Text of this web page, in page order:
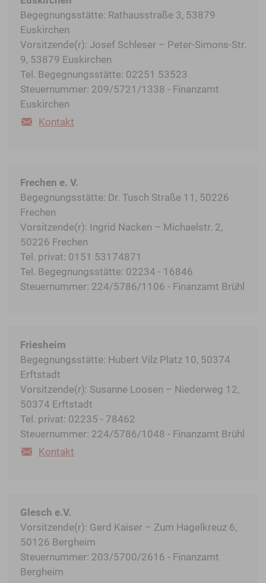
Begegnungsstätte: Rathausstraße 3, 53879
Euskirchen
Vorsitzende(r): Josef Schleser – Peter-Simons-Str.
9, 53879 Euskirchen
Tel. Begegnungsstätte: 02251 53523
Steuernummer: 209/5721/1338 - Finanzamt
Euskirchen
Kontakt
Frechen e. V.
Begegnungsstätte: Dr. Tusch Straße 11, 50226
Frechen
Vorsitzende(r): Ingrid Nacken – Michaelstr. 2,
50226 Frechen
Tel. privat: 0151 53174871
Tel. Begegnungsstätte: 02234 - 16846
Steuernummer: 224/5786/1106 - Finanzamt Brühl
Friesheim
Begegnungsstätte: Hubert Vilz Platz 10, 50374
Erftstadt
Vorsitzende(r): Susanne Loosen – Niederweg 12,
50374 Erftstadt
Tel. privat: 02235 - 78462
Steuernummer: 224/5786/1048 - Finanzamt Brühl
Kontakt
Glesch e.V.
Vorsitzende(r): Gerd Kaiser – Zum Hagelkreuz 6,
50126 Bergheim
Steuernummer: 203/5700/2616 - Finanzamt
Bergheim